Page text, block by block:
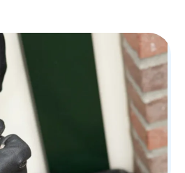
Contact